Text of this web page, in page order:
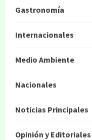
Gastronomía
Internacionales
Medio Ambiente
Nacionales
Noticias Principales
Opinión y Editoriales